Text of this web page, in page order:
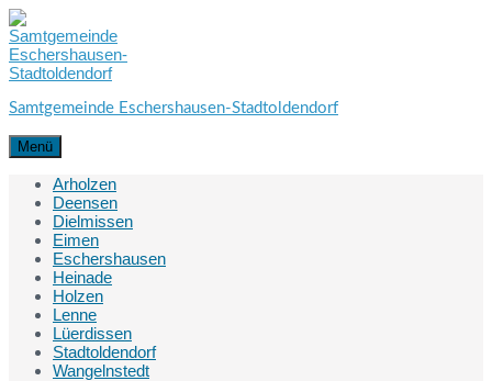
Skip
to
content
Skip
to
main
navigation
Skip
to
footer
Samtgemeinde Eschershausen-Stadtoldendorf
Menü
Arholzen
Deensen
Dielmissen
Eimen
Eschershausen
Heinade
Holzen
Lenne
Lüerdissen
Stadtoldendorf
Wangelnstedt